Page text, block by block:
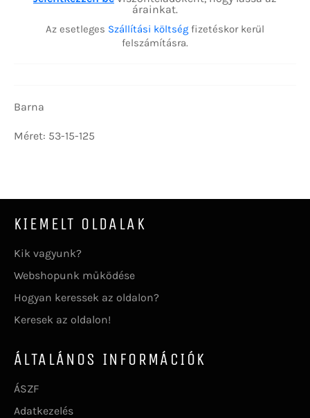
árainkat.
Az esetleges Szállítási költség fizetéskor kerül
felszámításra.
Barna
Méret: 53-15-125
KIEMELT OLDALAK
Kik vagyunk?
Webshopunk működése
Hogyan keressek az oldalon?
Keresek az oldalon!
ÁLTALÁNOS INFORMÁCIÓK
ÁSZF
Adatkezelés